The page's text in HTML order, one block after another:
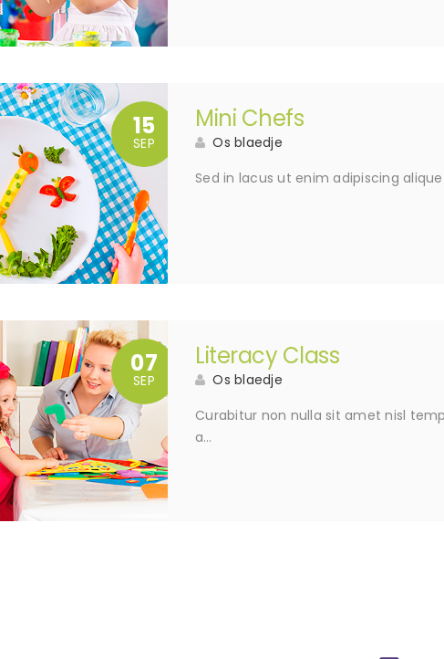
15
SEP
Mini Chefs
Os blaedje
Sed in lacus ut enim adipiscing
07
SEP
Literacy Class
Os blaedje
Curabitur non nulla sit amet nisl
a…